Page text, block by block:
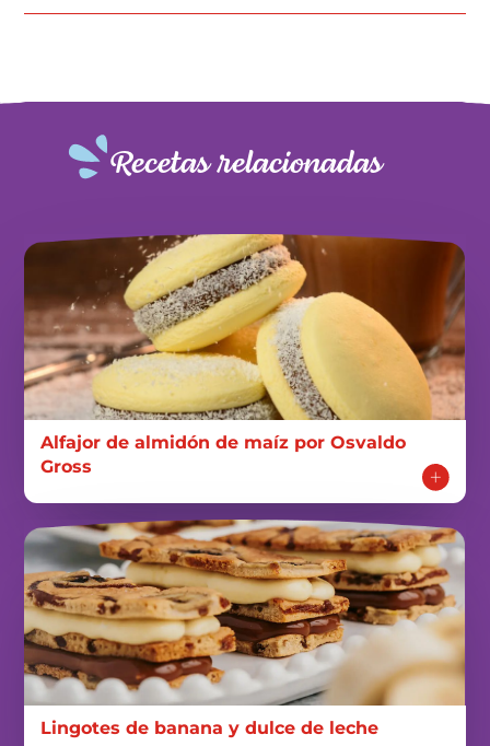
Recetas relacionadas
Alfajor de almidón de maíz por Osvaldo
Gross
Lingotes de banana y dulce de leche